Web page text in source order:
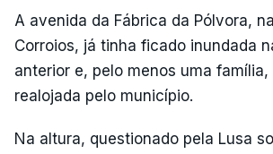
A avenida da Fábrica da Pólvora,
Corroios, já tinha ficado inundada
anterior e, pelo menos uma
realojada pelo município.
Na altura, questionado pela Lusa